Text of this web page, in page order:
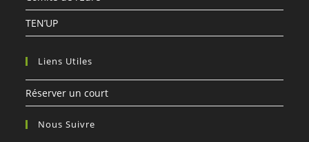
TEN’UP
Liens Utiles
Réserver un court
Nous Suivre